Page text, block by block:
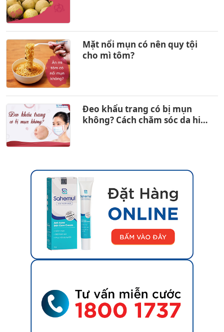
Mặt nổi mụn có nên quy tội
cho mì tôm?
Đeo khẩu trang có bị mụn
không? Cách chăm sóc da hiệu